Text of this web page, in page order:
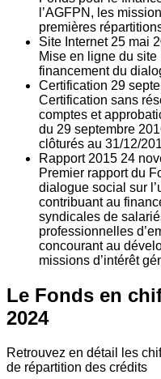
l’AGFPN, les
premières
Site Internet 25 mai
Mise en ligne du
financement du
Certification 29
Certification sans
comptes et
du 29 septembre
clôturés au 31/12/
Rapport 2015 24
Premier rapport du
dialogue social sur
contribuant au
syndicales de
professionnelles
concourant au
missions d’intérêt
Le Fonds en
2024
Retrouvez en détail les
de répartition des crédits